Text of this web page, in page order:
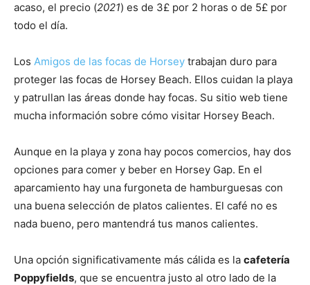
acaso, el precio (2021) es de 3£ por 2 horas o de 5£ por
todo el día.
Los Amigos de las focas de Horsey trabajan duro para
proteger las focas de Horsey Beach. Ellos cuidan la playa
y patrullan las áreas donde hay focas. Su sitio web tiene
mucha información sobre cómo visitar Horsey Beach.
Aunque en la playa y zona hay pocos comercios, hay dos
opciones para comer y beber en Horsey Gap. En el
aparcamiento hay una furgoneta de hamburguesas con
una buena selección de platos calientes. El café no es
nada bueno, pero mantendrá tus manos calientes.
Una opción significativamente más cálida es la cafetería
Poppyfields, que se encuentra justo al otro lado de la